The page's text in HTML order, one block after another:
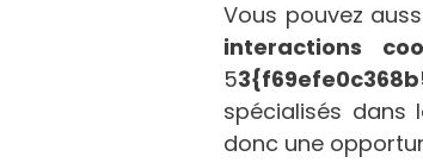
Vous pouvez
interactions
5
spécialisés dans
donc une